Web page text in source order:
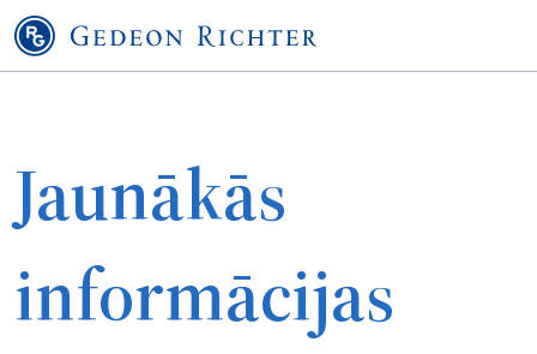
Jaunākās
informācijas